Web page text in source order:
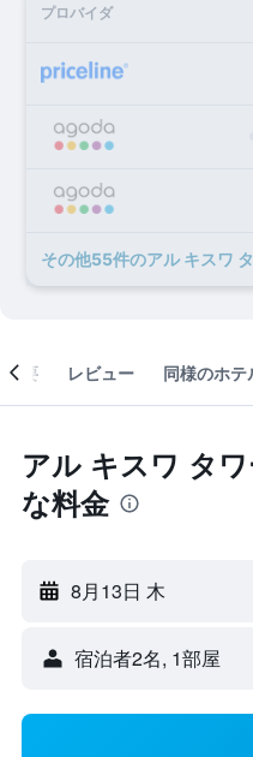
プロバイダ
その他55​件のアル キスワ
概要 レビュー 同様のホテ
アル キスワ タ
な料金
8月13日 木
宿泊者2名, 1​部屋